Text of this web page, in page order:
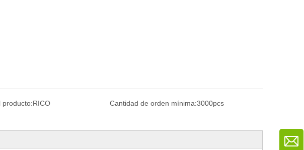
producto:RICO Cantidad de orden mínima:3000pcs